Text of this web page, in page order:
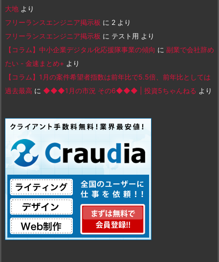
大地 より
フリーランスエンジニア掲示板 に 2 より
フリーランスエンジニア掲示板 に テスト用 より
【コラム】中小企業デジタル化応援隊事業の傾向 に 副業で会社辞め
たい - 金速まとめ+ より
【コラム】1月の案件希望者指数は前年比で5.5倍、前年比としては
過去最高 に ◆◆◆1月の市況 その6◆◆◆ | 投資5ちゃんねる より